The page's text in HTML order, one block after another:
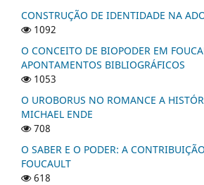
CONSTRUÇÃO DE IDENTIDADE NA
1092
O CONCEITO DE BIOPODER EM
APONTAMENTOS BIBLIOGRÁFICOS
1053
O UROBORUS NO ROMANCE A
MICHAEL ENDE
708
O SABER E O PODER: A
FOUCAULT
618